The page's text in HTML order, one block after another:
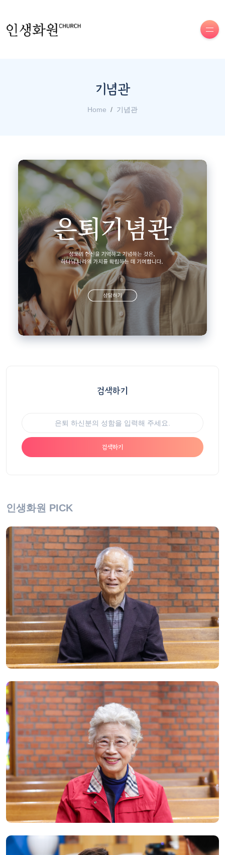
기념관
Home 기념관
검색하기
검색하기
인생화원 PICK